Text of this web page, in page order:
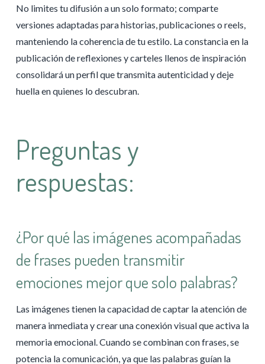
No limites tu difusión a un solo formato; comparte
versiones adaptadas para historias, publicaciones o reels,
manteniendo la coherencia de tu estilo. La constancia en la
publicación de reflexiones y carteles llenos de inspiración
consolidará un perfil que transmita autenticidad y deje
huella en quienes lo descubran.
Preguntas y
respuestas:
¿Por qué las imágenes acompañadas
de frases pueden transmitir
emociones mejor que solo palabras?
Las imágenes tienen la capacidad de captar la atención de
manera inmediata y crear una conexión visual que activa la
memoria emocional. Cuando se combinan con frases, se
potencia la comunicación, ya que las palabras guían la